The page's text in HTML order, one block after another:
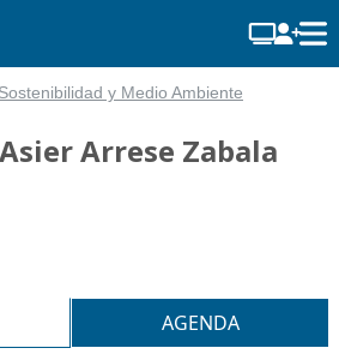
y Medio Ambiente
Asier Arrese Zabala
AGENDA